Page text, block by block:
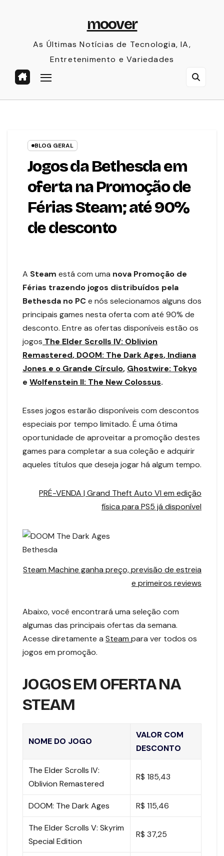
moover
As Últimas Notícias de Tecnologia, IA,
Entretenimento e Variedades
BLOG GERAL
Jogos da Bethesda em
oferta na Promoção de
Férias Steam; até 90%
de desconto
A Steam está com uma nova Promoção de
Férias trazendo jogos distribuídos pela
Bethesda no PCe nós selecionamos alguns dos
principais games nesta oferta com até 90% de
desconto. Entre as ofertas disponíveis estão os
jogos The Elder Scrolls IV: Oblivion
Remastered, DOOM: The Dark Ages, Indiana
Jones e o Grande Círculo, Ghostwire: Tokyo
e Wolfenstein II: The New Colossus.
Esses jogos estarão disponíveis com descontos
especiais por tempo limitado. É uma ótima
oportunidade de aproveitar a promoção destes
games para completar a sua coleção e adquirir
aqueles títulos que deseja jogar há algum tempo.
PRÉ-VENDA | Grand Theft Auto VI em edição
física para PS5 já disponível
Bethesda
Steam Machine ganha preço, previsão de estreia
e primeiros reviews
Abaixo, você encontrará uma seleção com
algumas das principais ofertas da semana.
Acesse diretamente a Steam para ver todos os
jogos em promoção.
JOGOS EM OFERTA NA
STEAM
NOME DO JOGO
VALOR COM
DESCONTO
The Elder Scrolls IV:
Oblivion Remastered
R$ 185,43
DOOM: The Dark Ages R$ 115,46
The Elder Scrolls V: Skyrim
Special Edition
R$ 37,25